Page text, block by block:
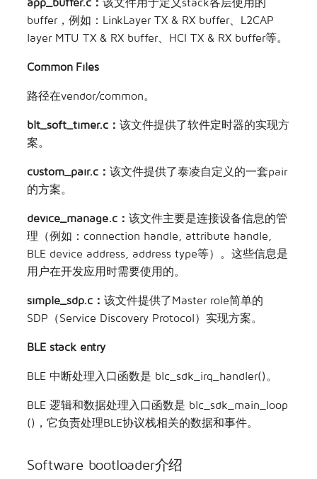
buffer，例如：LinkLayer TX & RX buffer、L2CAP
layer MTU TX & RX buffer、HCI TX & RX buffer等。
Common Files
路径在vendor/common。
blt_soft_timer.c：该文件提供了软件定时器的实现方
案。
custom_pair.c：该文件提供了泰凌自定义的一套pair
的方案。
device_manage.c：该文件主要是连接设备信息的管
理（例如：connection handle, attribute handle,
BLE device address, address type等）。这些信息是
用户在开发应用时需要使用的。
simple_sdp.c：该文件提供了Master role简单的
SDP（Service Discovery Protocol）实现方案。
BLE stack entry
BLE 中断处理入口函数是 blc_sdk_irq_handler()。
BLE 逻辑和数据处理入口函数是 blc_sdk_main_loop
()，它负责处理BLE协议栈相关的数据和事件。
Software bootloader介绍